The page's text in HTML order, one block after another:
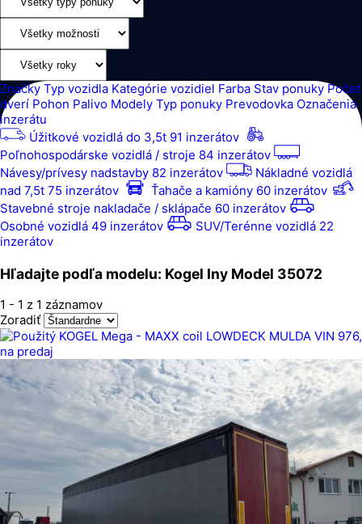
Značky Typ vozidla Kategórie vozidiel Farba Stav ponukyPočet
dverí Pohon Palivo Modely Typ ponuky Prevodovka Označenia
inzerátu
Úžitkové vozidlá do 3,5t 91 inzerátov
Poľnohospodárske vozidlá / stroje 84 inzerátov
Návesy/prívesy nadstavby 82 inzerátov
Nákladné vozidlá
nad 7,5t 75 inzerátov Ťahače a kamióny 60 inzerátov
Stavebné stroje nakladače / sklápače 60 inzerátov
Osobné vozidlá 49 inzerátov SUV/Terénne vozidlá 22
inzerátov
Hľadajte podľa modelu: Kogel Iny Model 35072
1 - 1 z 1 záznamov
Zoradiť